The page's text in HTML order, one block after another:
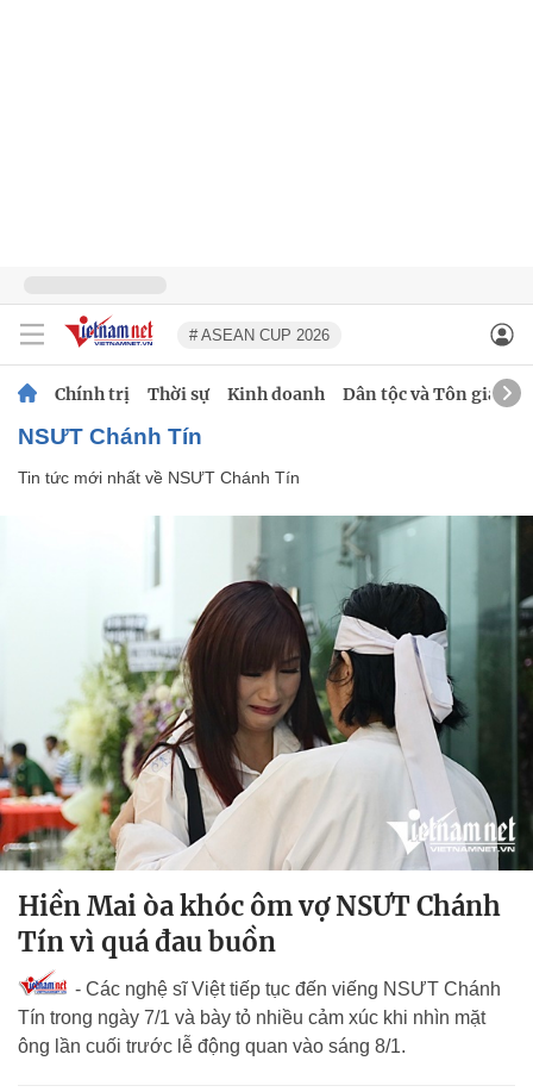
# ASEAN CUP 2026
Chính trị Thời sự Kinh doanh Dân tộc và Tôn giáo
NSƯT Chánh Tín
Tin tức mới nhất về NSƯT Chánh Tín
Hiền Mai òa khóc ôm vợ NSƯT Chánh
Tín vì quá đau buồn
- Các nghệ sĩ Việt tiếp tục đến viếng NSƯT Chánh
Tín trong ngày 7/1 và bày tỏ nhiều cảm xúc khi nhìn mặt
ông lần cuối trước lễ động quan vào sáng 8/1.